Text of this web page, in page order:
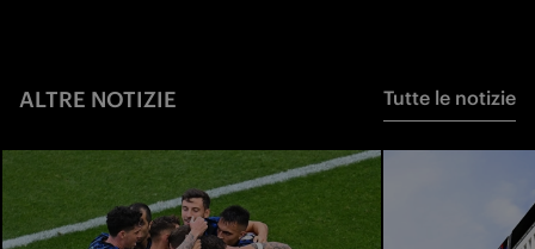
ALTRE NOTIZIE Tutte le notizie